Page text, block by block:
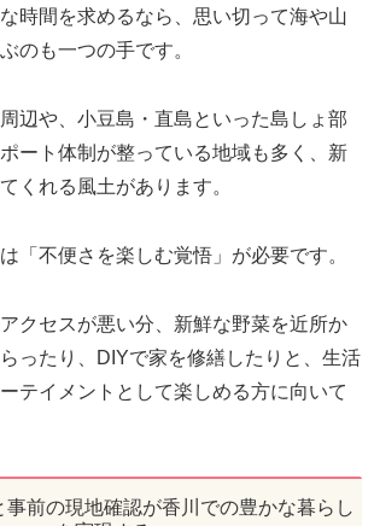
時間を求めるなら、思い切って海や山
のも一つの手です。
辺や、小豆島・直島といった島しょ部
ート体制が整っている地域も多く、新
くれる風土があります。
「不便さを楽しむ覚悟」が必要です。
クセスが悪い分、新鮮な野菜を近所か
ったり、DIYで家を修繕したりと、生活
テイメントとして楽しめる方に向いて
事前の現地確認が香川での豊かな暮らし